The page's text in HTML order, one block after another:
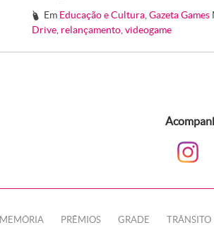
# Em Educação e Cultura ,Gazeta Games
Drive relançamento videogame
MEMÓRIA PRÊMIOS GRADE TRÂNSITO